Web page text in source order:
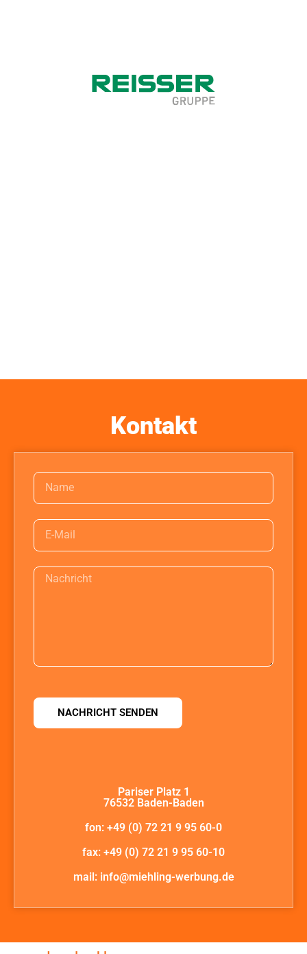
Kontakt
Pariser Platz 1
76532 Baden-Baden
fon: +49 (0) 72 21 9 95 60-0
fax: +49 (0) 72 21 9 95 60-10
mail: info@miehling-werbung.de
NACHRICHT SENDEN